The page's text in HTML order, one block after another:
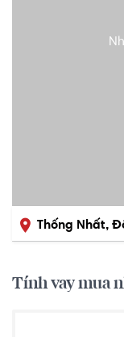
Thống Nhất,
Tính vay mua